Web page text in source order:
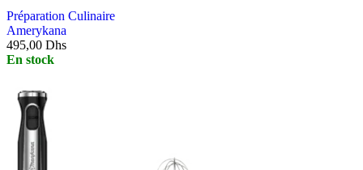
Préparation Culinaire
Amerykana
495,00 Dhs
En stock